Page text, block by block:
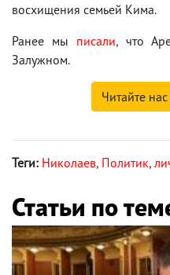
восхищения семьей Кима.
Ранее мы писали, что
Залужном.
Читайте
Теги: Николаев, Политик,
Статьи по